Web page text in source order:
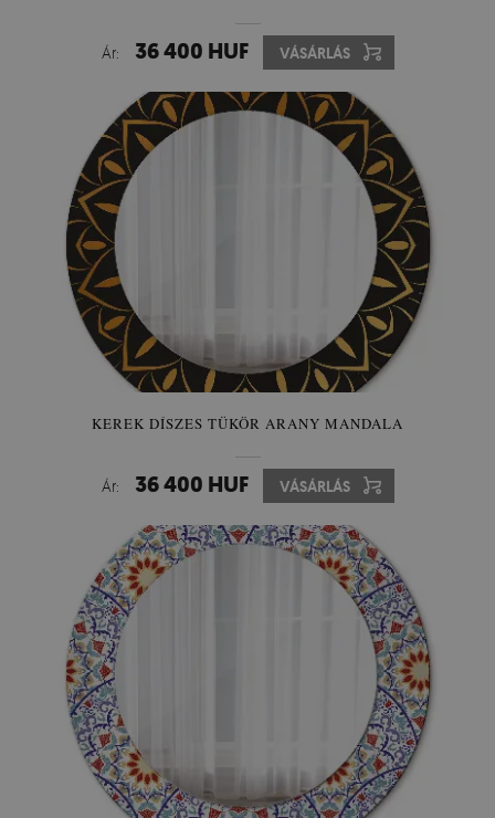
Ár: 36 400 HUF VÁSÁRLÁS
KEREK DÍSZES TÜKÖR ARANY MANDALA
Ár: 36 400 HUF VÁSÁRLÁS